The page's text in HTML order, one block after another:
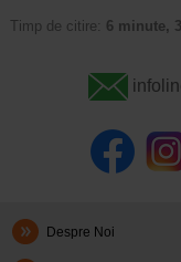
Timp de citire: 6 minute,
Despre Noi